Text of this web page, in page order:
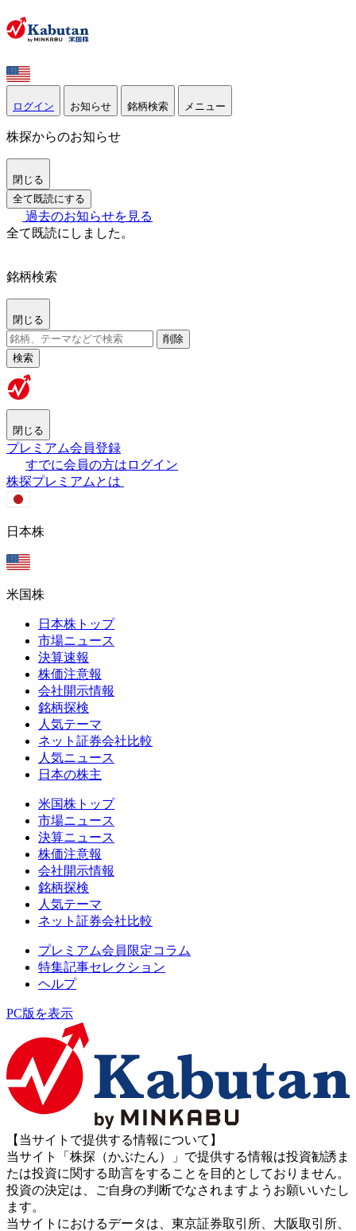
ログイン お知らせ 銘柄検索 メニュー
株探からのお知らせ
閉じる
全て既読にする
過去のお知らせを見る
全て既読にしました。
銘柄検索
閉じる
削除
検索
閉じる
プレミアム会員登録
すでに会員の方はログイン
株探プレミアムとは
日本株
米国株
日本株トップ
市場ニュース
決算速報
株価注意報
会社開示情報
銘柄探検
人気テーマ
ネット証券会社比較
人気ニュース
日本の株主
米国株トップ
市場ニュース
決算ニュース
株価注意報
会社開示情報
銘柄探検
人気テーマ
ネット証券会社比較
プレミアム会員限定コラム
特集記事セレクション
ヘルプ
PC版を表示
【当サイトで提供する情報について】
当サイト「株探（かぶたん）」で提供する情報は投資勧誘ま
たは投資に関する助言をすることを目的としておりません。
投資の決定は、ご自身の判断でなされますようお願いいたし
ます。
当サイトにおけるデータは、東京証券取引所、大阪取引所、